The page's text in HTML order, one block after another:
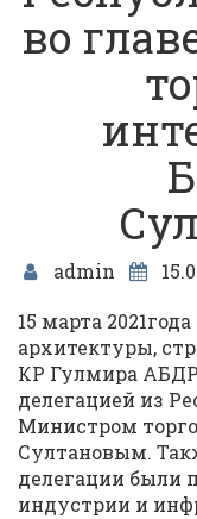
во
admin
15 марта
архитектуры,
КР Гулмира
делегацией из
Министром
Султановым.
делегации были
индустрии и